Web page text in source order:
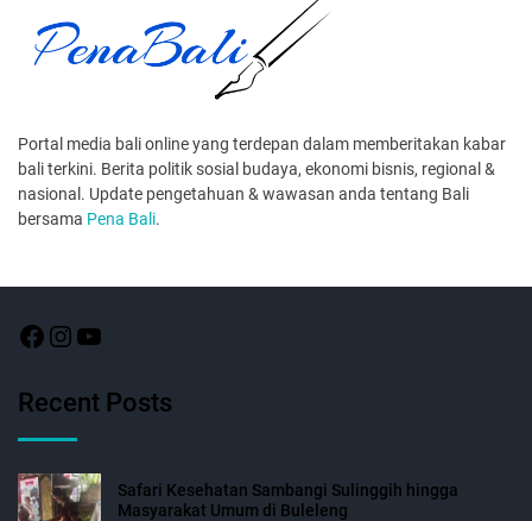
Portal media bali online yang terdepan dalam memberitakan kabar
bali terkini. Berita politik sosial budaya, ekonomi bisnis, regional &
nasional. Update pengetahuan & wawasan anda tentang Bali
bersama Pena Bali.
Recent Posts
Safari Kesehatan Sambangi Sulinggih hingga
Masyarakat Umum di Buleleng